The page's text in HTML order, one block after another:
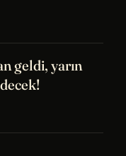
geldi, yarın